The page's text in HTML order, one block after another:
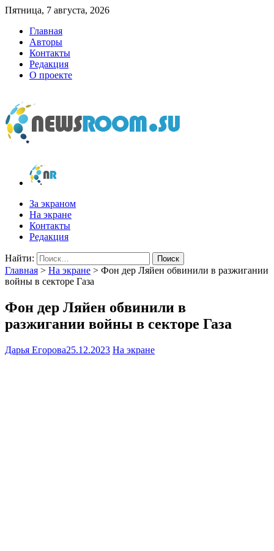
Пятница, 7 августа, 2026
Главная
Авторы
Контакты
Редакция
О проекте
newsroom.su
Новости о новостях
За экраном
На экране
Контакты
Редакция
Найти:
Главная > На экране > Фон дер Ляйен обвинили в разжигании
войны в секторе Газа
Фон дер Ляйен обвинили в
разжигании войны в секторе Газа
Дарья Егорова25.12.2023 На экране